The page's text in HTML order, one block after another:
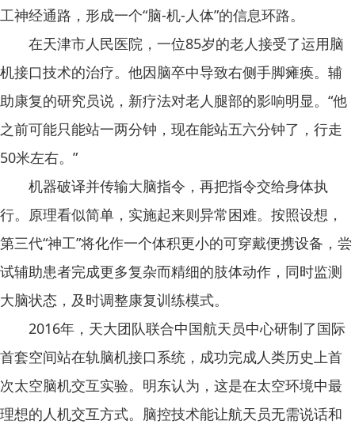
工神经通路，形成一个“脑-机-人体”的信息环路。
在天津市人民医院，一位85岁的老人接受了运用脑
机接口技术的治疗。他因脑卒中导致右侧手脚瘫痪。辅
助康复的研究员说，新疗法对老人腿部的影响明显。“他
之前可能只能站一两分钟，现在能站五六分钟了，行走
50米左右。”
机器破译并传输大脑指令，再把指令交给身体执
行。原理看似简单，实施起来则异常困难。按照设想，
第三代“神工”将化作一个体积更小的可穿戴便携设备，尝
试辅助患者完成更多复杂而精细的肢体动作，同时监测
大脑状态，及时调整康复训练模式。
2016年，天大团队联合中国航天员中心研制了国际
首套空间站在轨脑机接口系统，成功完成人类历史上首
次太空脑机交互实验。明东认为，这是在太空环境中最
理想的人机交互方式。脑控技术能让航天员无需说话和